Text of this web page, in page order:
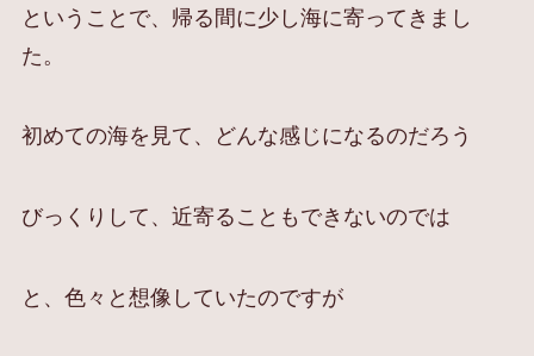
ということで、帰る間に少し海に寄ってきまし
た。
初めての海を見て、どんな感じになるのだろう
びっくりして、近寄ることもできないのでは
と、色々と想像していたのですが